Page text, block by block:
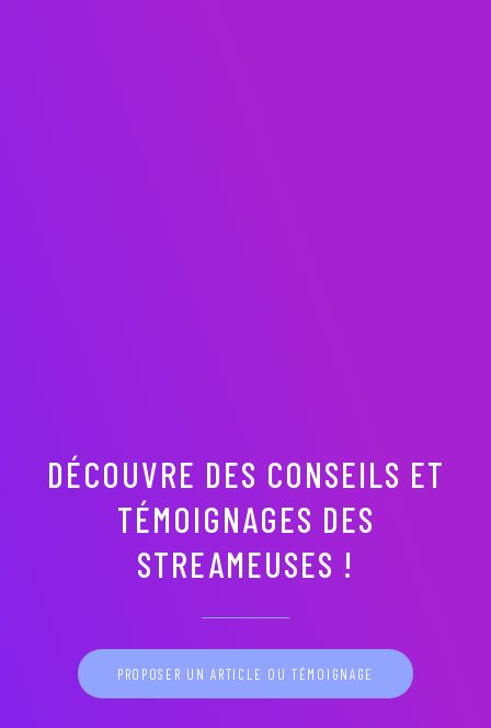
DÉCOUVRE DES CONSEILS ET
TÉMOIGNAGES DES
STREAMEUSES !
PROPOSER UN ARTICLE OU TÉMOIGNAGE